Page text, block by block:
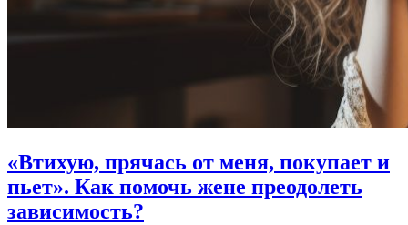
«Втихую, прячась от меня, покупает и
пьет». Как помочь жене преодолеть
зависимость?